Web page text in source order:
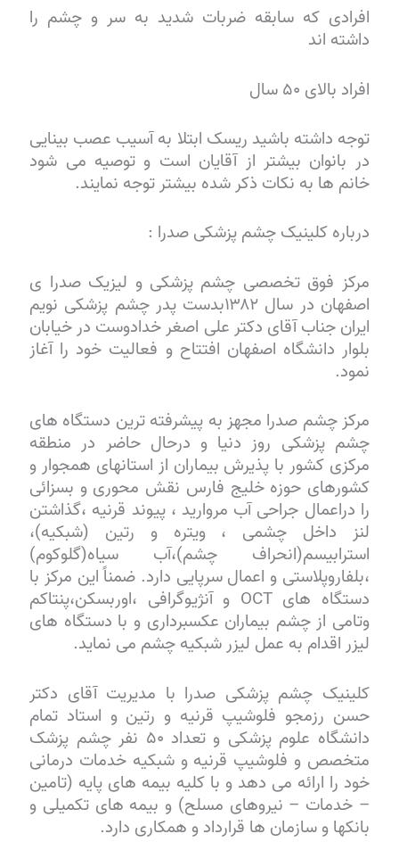
افرادی که سابقه ضربات شدید به سر و چشم را
داشته اند
افراد بالای ۵۰ سال
توجه داشته باشید ریسک ابتلا به آسیب عصب بینایی
در بانوان بیشتر از آقایان است و توصیه می شود
خانم ها به نکات ذکر شده بیشتر توجه نمایند.
درباره کلینیک چشم پزشکی صدرا :
مرکز فوق تخصصی چشم پزشکی و لیزیک صدرا ی
اصفهان در سال ۱۳۸۲بدست پدر چشم پزشکی نویم
ایران جناب آقای دکتر علی اصغر خدادوست در خیابان
بلوار دانشگاه اصفهان افتتاح و فعالیت خود را آغاز
نمود.
مرکز چشم صدرا مجهز به پیشرفته ترین دستگاه های
چشم پزشکی روز دنیا و درحال حاضر در منطقه
مرکزی کشور با پذیرش بیماران از استانهای همجوار و
کشورهای حوزه خلیج فارس نقش محوری و بسزائی
را دراعمال جراحی آب مروارید ، پیوند قرنیه ،گذاشتن
لنز داخل چشمی ، ویتره و رتین (شبکیه)،
استرابیسم(انحراف چشم)،آب سیاه(گلوکوم)
،بلفاروپلاستی و اعمال سرپایی دارد. ضمناً این مرکز با
دستگاه های OCT و آنژیوگرافی ،اوربسکن،پنتاکم
وتامی از چشم بیماران عکسبرداری و با دستگاه های
لیزر اقدام به عمل لیزر شبکیه چشم می نماید.
کلینیک چشم پزشکی صدرا با مدیریت آقای دکتر
حسن رزمجو فلوشیپ قرنیه و رتین و استاد تمام
دانشگاه علوم پزشکی و تعداد ۵۰ نفر چشم پزشک
متخصص و فلوشیپ قرنیه و شبکیه خدمات درمانی
خود را ارائه می دهد و با کلیه بیمه های پایه (تامین
– خدمات – نیروهای مسلح) و بیمه های تکمیلی و
بانکها و سازمان ها قرارداد و همکاری دارد.